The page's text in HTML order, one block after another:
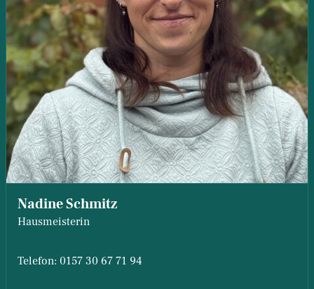
Nadine Schmitz
Hausmeisterin
Telefon: 0157 30 67 71 94